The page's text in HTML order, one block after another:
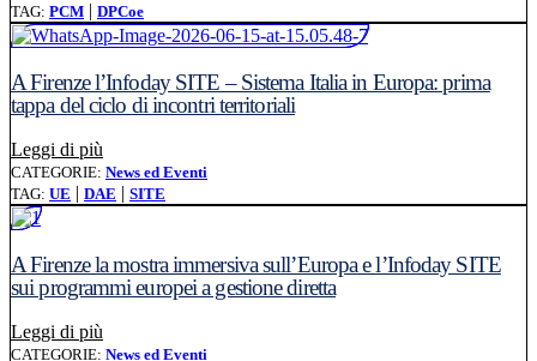
TAG: PCM | DPCoe
A Firenze l’Infoday SITE – Sistema Italia in Europa: prima
tappa del ciclo di incontri territoriali
Leggi di più
CATEGORIE: News ed Eventi
TAG: UE | DAE | SITE
A Firenze la mostra immersiva sull’Europa e l’Infoday SITE
sui programmi europei a gestione diretta
Leggi di più
CATEGORIE: News ed Eventi